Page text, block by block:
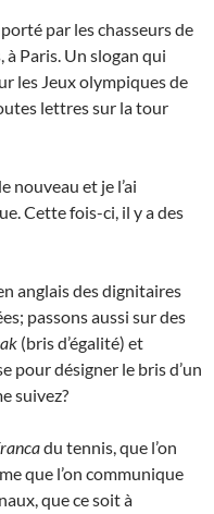
par les chasseurs de
Paris. Un slogan qui
les Jeux olympiques de
lettres sur la tour
nouveau et je l’ai
Cette fois-ci, il y a des
anglais des dignitaires
passons aussi sur des
(bris d’égalité) et
pour désigner le bris d’un
suivez?
du tennis, que l’on
que l’on communique
que ce soit à